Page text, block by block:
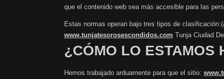
que el contenido web sea más accesible para las
Estas normas operan bajo tres tipos de
www.tunjatesorosescondidos.com Tunja Ciudad
¿CÓMO LO ESTAMOS
Hemos trabajado arduamente para que el sitio: